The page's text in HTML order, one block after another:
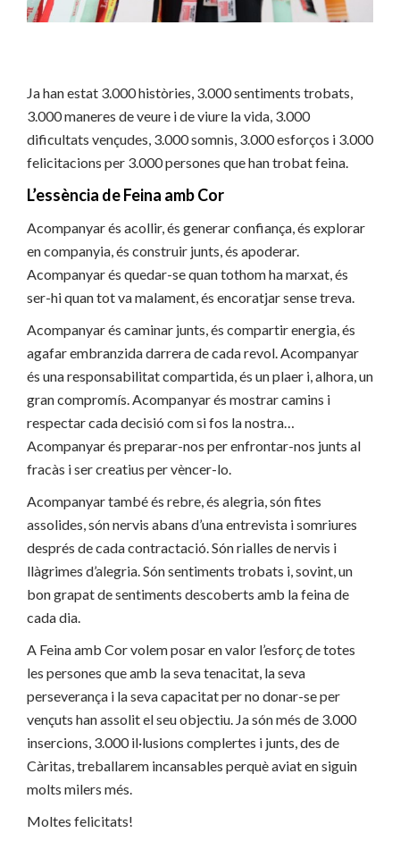
Ja han estat 3.000 històries, 3.000 sentiments trobats,
3.000 maneres de veure i de viure la vida, 3.000
dificultats vençudes, 3.000 somnis, 3.000 esforços i 3.000
felicitacions per 3.000 persones que han trobat feina.
L’essència de Feina amb Cor
Acompanyar és acollir, és generar confiança, és explorar
en companyia, és construir junts, és apoderar.
Acompanyar és quedar-se quan tothom ha marxat, és
ser-hi quan tot va malament, és encoratjar sense treva.
Acompanyar és caminar junts, és compartir energia, és
agafar embranzida darrera de cada revol. Acompanyar
és una responsabilitat compartida, és un plaer i, alhora, un
gran compromís. Acompanyar és mostrar camins i
respectar cada decisió com si fos la nostra…
Acompanyar és preparar-nos per enfrontar-nos junts al
fracàs i ser creatius per vèncer-lo.
Acompanyar també és rebre, és alegria, són fites
assolides, són nervis abans d’una entrevista i somriures
després de cada contractació. Són rialles de nervis i
llàgrimes d’alegria. Són sentiments trobats i, sovint, un
bon grapat de sentiments descoberts amb la feina de
cada dia.
A Feina amb Cor volem posar en valor l’esforç de totes
les persones que amb la seva tenacitat, la seva
perseverança i la seva capacitat per no donar-se per
vençuts han assolit el seu objectiu. Ja són més de 3.000
insercions, 3.000 il·lusions complertes i junts, des de
Càritas, treballarem incansables perquè aviat en siguin
molts milers més.
Moltes felicitats!